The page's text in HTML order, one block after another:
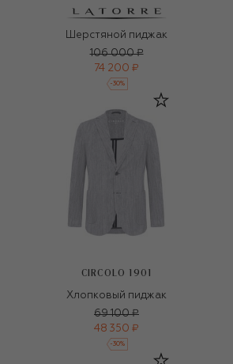
Шерстяной пиджак
106 000 ₽
74 200 ₽
-30%
CIRCOLO 1901
Хлопковый пиджак
69 100 ₽
48 350 ₽
-30%